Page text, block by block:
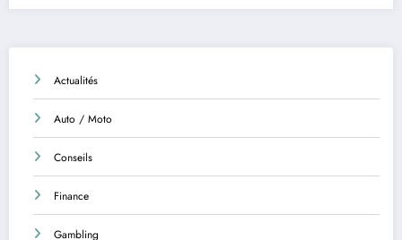
Actualités
Auto / Moto
Conseils
Finance
Gambling